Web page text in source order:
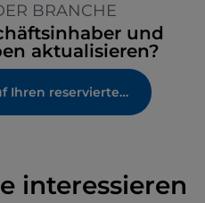
BRANCHE
und
aktualisieren?
Greifen Sie jetzt auf Ihren reservierten Bereich zu
interessieren